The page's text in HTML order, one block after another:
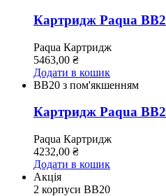
Картридж Paqua
Paqua Картридж
5463,00 ₴
Додати в кошик
ВВ20 з пом'якшенням
Картридж Paqua
Paqua Картридж
4232,00 ₴
Додати в кошик
Акція
2 корпуси ВВ20